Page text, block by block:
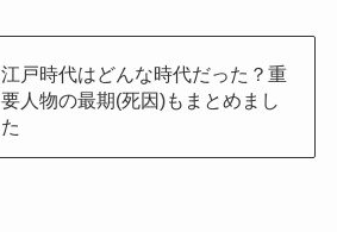
江戸時代はどんな時代だった？重
要人物の最期(死因)もまとめまし
た